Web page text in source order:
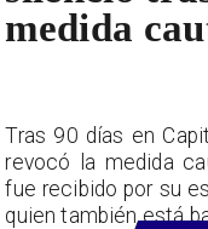
medida
Tras 90 días en
revocó la medida
fue recibido por su
quien también está